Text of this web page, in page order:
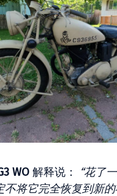
WO 解释说：
“花了
不将它完全恢复到新